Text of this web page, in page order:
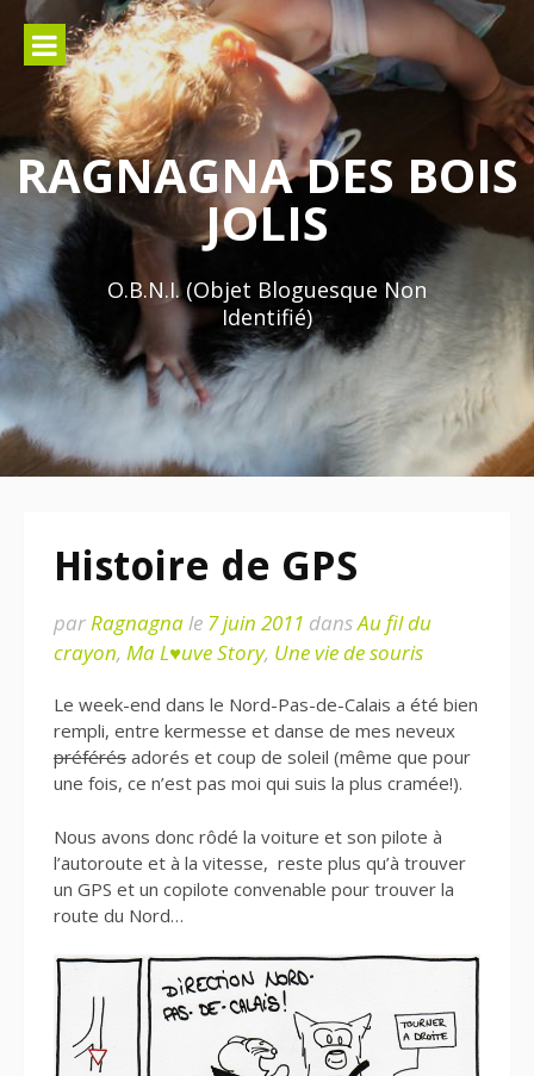
Aller
contenu
RAGNAGNA DES BOIS
JOLIS
O.B.N.I. (Objet Bloguesque Non
Identifié)
Histoire de GPS
parRagnagnale 7 juin 2011 dansAu fil du
crayon, Ma L♥uve Story, Une vie de souris
Le week-end dans le Nord-Pas-de-Calais a été bien
rempli, entre kermesse et danse de mes neveux
préférés adorés et coup de soleil (même que pour
une fois, ce n’est pas moi qui suis la plus cramée!).
Nous avons donc rôdé la voiture et son pilote à
l’autoroute et à la vitesse, reste plus qu’à trouver
un GPS et un copilote convenable pour trouver la
route du Nord…